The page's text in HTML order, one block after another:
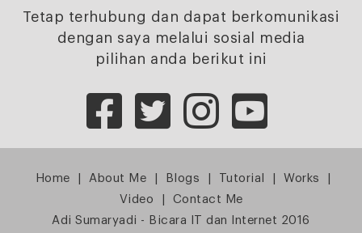
Tetap terhubung dan dapat berkomunikasi
dengan saya melalui sosial media
pilihan anda berikut ini
Home About Me Blogs Tutorial Works
Video
Contact Me
Adi Sumaryadi - Bicara IT dan Internet 2016